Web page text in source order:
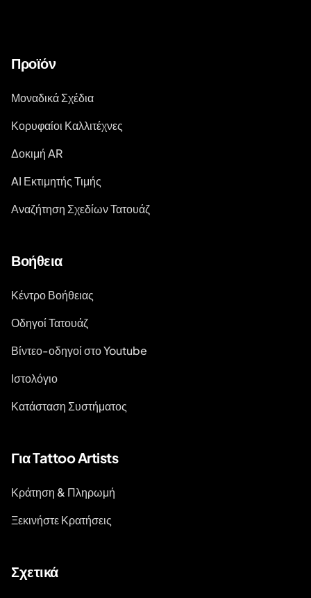
Προϊόν
Μοναδικά Σχέδια
Κορυφαίοι Καλλιτέχνες
Δοκιμή AR
AI Εκτιμητής Τιμής
Αναζήτηση Σχεδίων Τατουάζ
Βοήθεια
Κέντρο Βοήθειας
Οδηγοί Τατουάζ
Βίντεο-οδηγοί στο Youtube
Ιστολόγιο
Κατάσταση Συστήματος
Για Tattoo Artists
Κράτηση & Πληρωμή
Ξεκινήστε Κρατήσεις
Σχετικά